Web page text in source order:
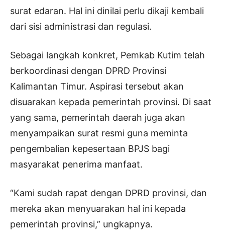
surat edaran. Hal ini dinilai perlu dikaji kembali
dari sisi administrasi dan regulasi.
Sebagai langkah konkret, Pemkab Kutim telah
berkoordinasi dengan DPRD Provinsi
Kalimantan Timur. Aspirasi tersebut akan
disuarakan kepada pemerintah provinsi. Di saat
yang sama, pemerintah daerah juga akan
menyampaikan surat resmi guna meminta
pengembalian kepesertaan BPJS bagi
masyarakat penerima manfaat.
“Kami sudah rapat dengan DPRD provinsi, dan
mereka akan menyuarakan hal ini kepada
pemerintah provinsi,” ungkapnya.